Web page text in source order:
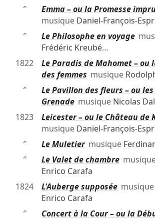
″
Emma – ou la Promesse
musique Daniel-François-
″
Le Philosophe en voyage
Frédéric Kreubé…
1822
Le Paradis de Mahomet – ou
des femmes musique
″
Le Pavillon des fleurs – ou
Grenademusique Nicolas
1823
Leicester – ou le Château de
musique Daniel-François-
″
Le Muletiermusique
″
Le Valet de chambre
Enrico Carafa
1824
L'Auberge supposéemusique
Enrico Carafa
″
Concert à la Cour – ou la